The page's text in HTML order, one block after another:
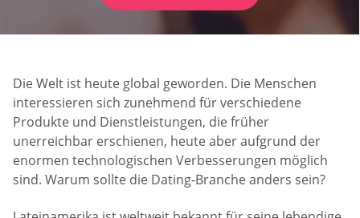
Die Welt ist heute global geworden. Die Menschen
interessieren sich zunehmend für verschiedene
Produkte und Dienstleistungen, die früher
unerreichbar erschienen, heute aber aufgrund der
enormen technologischen Verbesserungen möglich
sind. Warum sollte die Dating-Branche anders sein?